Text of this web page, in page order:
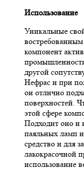
Использование
Уникальные
компонент
другой
Нефрас и при
он отлично
поверхностей.
этой сфере
Подходит оно и
паяльных ламп
средство и для
лакокрасочной
использование